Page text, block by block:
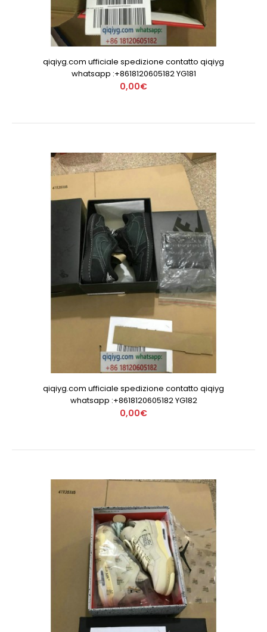
qiqiyg.com ufficiale spedizione contatto qiqiyg
whatsapp :+8618120605182 YG181
0,00€
qiqiyg.com ufficiale spedizione contatto qiqiyg
whatsapp :+8618120605182 YG182
0,00€